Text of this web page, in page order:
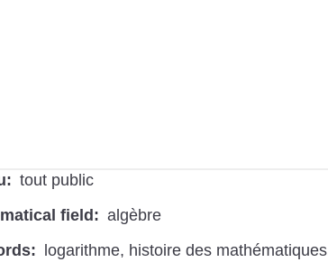
tout public
field
algèbre
logarithme histoire des mathématiques